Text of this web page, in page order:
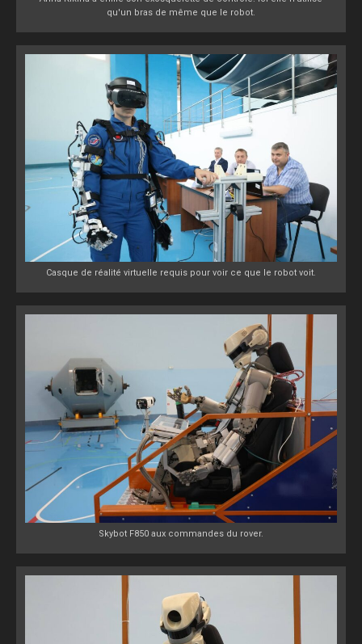
qu'un bras de même que le robot.
Casque de réalité virtuelle requis pour voir ce que le robot voit.
Skybot F850 aux commandes du rover.